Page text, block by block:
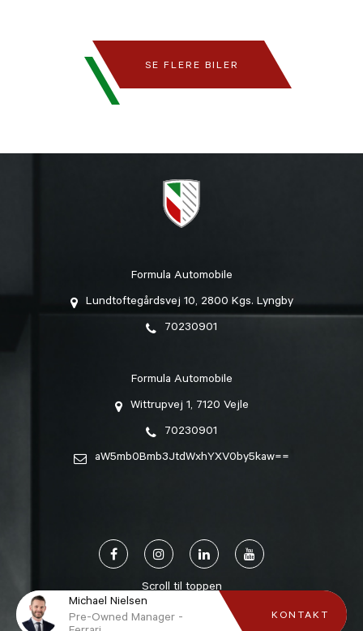
SE FLERE BILER
Michael Nielsen
Pre-Owned Manager -
KONTAKT
Formula Automobile
Lundtoftegårdsvej 10, 2800 Kgs. Lyngby
70230901
Formula Automobile
Wittrupvej 1, 7120 Vejle
70230901
aW5mb0Bmb3JtdWxhYXV0by5kaw==
Scroll til toppen